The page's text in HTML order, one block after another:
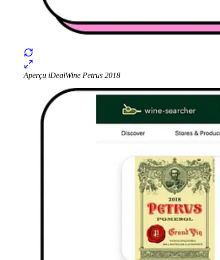
Aperçu iDealWine Petrus 2018